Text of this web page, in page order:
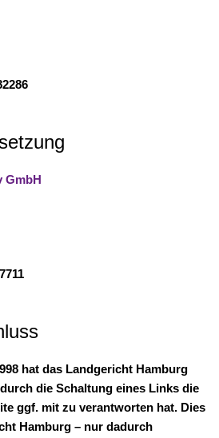
GmbH
hat das Landgericht Hamburg
die Schaltung eines Links die
ggf. mit zu verantworten hat. Dies
Hamburg – nur dadurch